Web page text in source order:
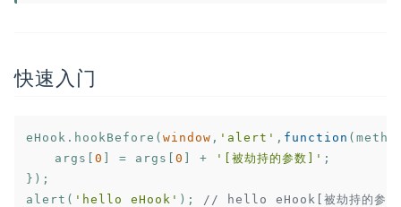
快速入门
eHook.hookBefore(window , 'alert' , function (
	args[
0 ] = args[0 ] + '[被劫持的参数]' ;
});
alert( 'hello eHook' ); // hello eHook[被劫持的参